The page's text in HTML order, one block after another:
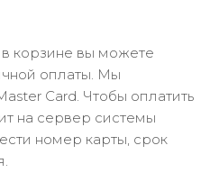
корзине вы можете
оплаты. Мы
Card. Чтобы оплатить
на сервер системы
номер карты, срок